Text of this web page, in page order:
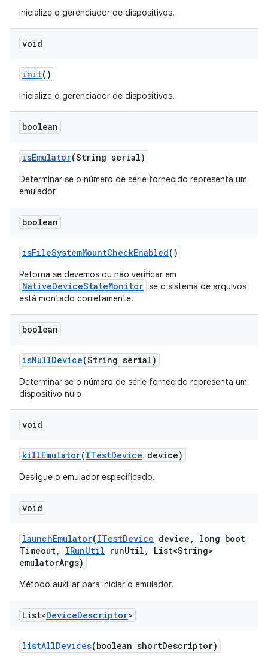
Inicialize o gerenciador de dispositivos.
void
init()
Inicialize o gerenciador de dispositivos.
boolean
isEmulator(String serial)
Determinar se o número de série fornecido representa um
emulador
boolean
isFileSystemMountCheckEnabled()
Retorna se devemos ou não verificar em
NativeDeviceStateMonitor se o sistema de arquivos
está montado corretamente.
boolean
isNullDevice(String serial)
Determinar se o número de série fornecido representa um
dispositivo nulo
void
killEmulator(ITestDevice device)
Desligue o emulador especificado.
void
launchEmulator(ITestDevice device ,
long boot
Timeout, IRunUtil runUtil ,
List<String>
emulatorArgs)
Método auxiliar para iniciar o emulador.
List<DeviceDescriptor>
listAllDevices(boolean shortDescriptor)